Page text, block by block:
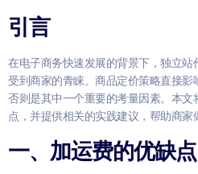
引言
在电子商务快速发展的背景下，独立
受到商家的青睐。商品定价策略直接
否则是其中一个重要的考量因素。本
点，并提供相关的实践建议，帮助商家
一、加运费的优缺点